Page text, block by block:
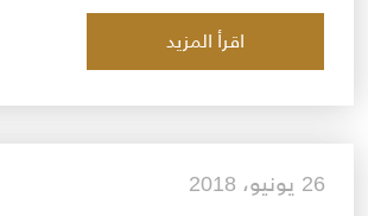
اقرأ المزيد
26 يونيو، 2018